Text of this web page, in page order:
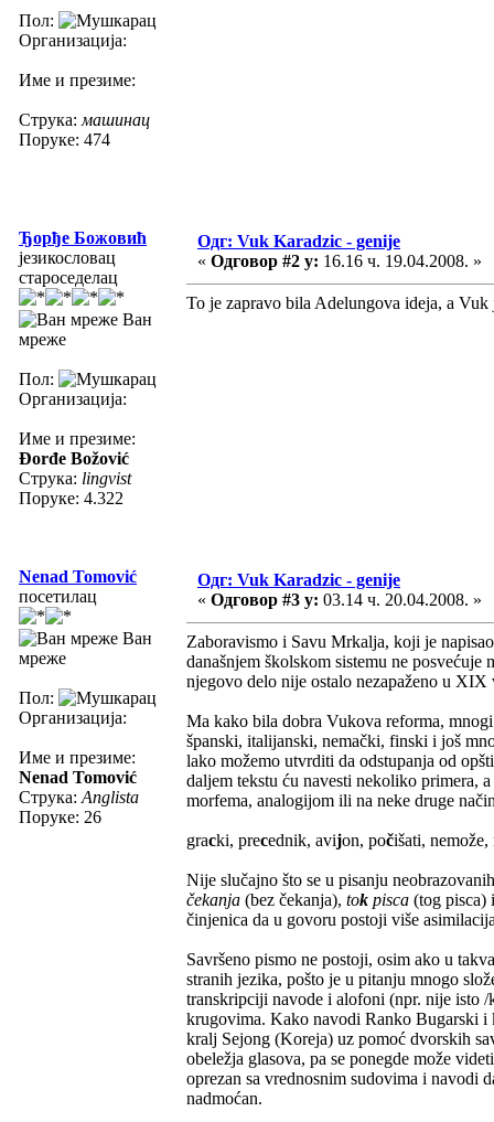
Пол:
Организација:
Име и презиме:
Струка: машинац
Поруке: 474
Ђорђе Божовић
језикословац
староседелац
Ван
мреже
Пол:
Организација:
Име и презиме:
Đorđe Božović
Струка: lingvist
Поруке: 4.322
Одг: Vuk Karadzic - genije
« Одговор #2 у: 16.16 ч. 19.04.2008. »
To je zapravo bila Adelungova ideja, a Vuk
Nenad Tomović
посетилац
Ван
мреже
Пол:
Организација:
Име и презиме:
Nenad Tomović
Струка: Anglista
Поруке: 26
Одг: Vuk Karadzic - genije
« Одговор #3 у: 03.14 ч. 20.04.2008. »
Zaboravismo i Savu Mrkalja, koji je
današnjem školskom sistemu ne
njegovo delo nije ostalo nezapaženo u
Ma kako bila dobra Vukova reforma,
španski, italijanski, nemački, finski i još
lako možemo utvrditi da odstupanja od
daljem tekstu ću navesti nekoliko primera,
morfema, analogijom ili na neke druge
gracki, precednik, avijon, počišati, nemože,
Nije slučajno što se u pisanju
čekanja (bez čekanja), tok pisca (tog pisca)
činjenica da u govoru postoji više
Savršeno pismo ne postoji, osim ako u
stranih jezika, pošto je u pitanju mnogo
transkripciji navode i alofoni (npr. nije isto
krugovima. Kako navodi Ranko Bugarski
kralj Sejong (Koreja) uz pomoć dvorskih
obeležja glasova, pa se ponegde može
oprezan sa vrednosnim sudovima i navodi
nadmoćan.